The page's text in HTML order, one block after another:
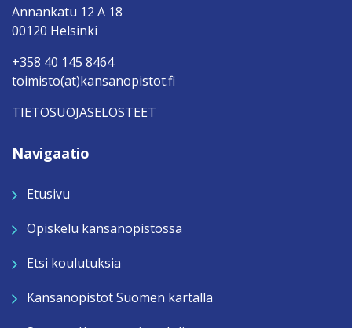
Annankatu 12 A 18
00120 Helsinki
+358 40 145 8464
toimisto(at)kansanopistot.fi
TIETOSUOJASELOSTEET
Navigaatio
Etusivu
Opiskelu kansanopistossa
Etsi koulutuksia
Kansanopistot Suomen kartalla